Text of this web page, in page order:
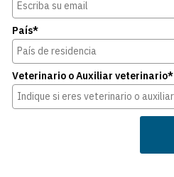
País*
Veterinario o Auxiliar veterinario*